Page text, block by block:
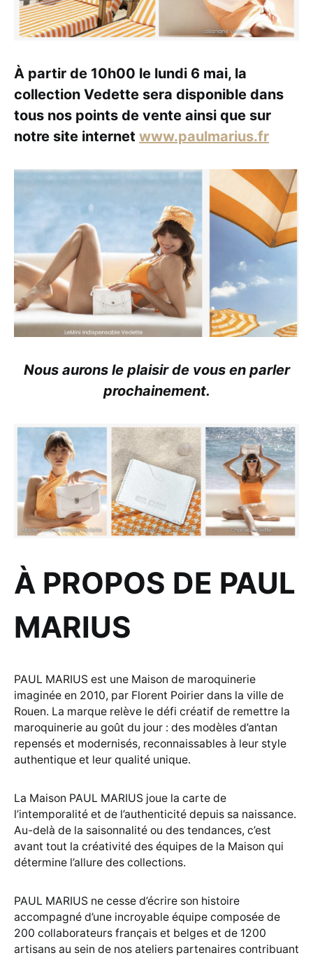
À partir de 10h00 le lundi 6 mai, la
collection Vedette sera disponible dans
tous nos points de vente ainsi que sur
notre site internet www.paulmarius.fr
Nous aurons le plaisir de vous en parler
prochainement.
À PROPOS DE PAUL
MARIUS
PAUL MARIUS est une Maison de maroquinerie
imaginée en 2010, par Florent Poirier dans la ville de
Rouen. La marque relève le défi créatif de remettre la
maroquinerie au goût du jour : des modèles d’antan
repensés et modernisés, reconnaissables à leur style
authentique et leur qualité unique.
La Maison PAUL MARIUS joue la carte de
l’intemporalité et de l’authenticité depuis sa naissance.
Au-delà de la saisonnalité ou des tendances, c’est
avant tout la créativité des équipes de la Maison qui
détermine l’allure des collections.
PAUL MARIUS ne cesse d’écrire son histoire
accompagné d’une incroyable équipe composée de
200 collaborateurs français et belges et de 1200
artisans au sein de nos ateliers partenaires contribuant